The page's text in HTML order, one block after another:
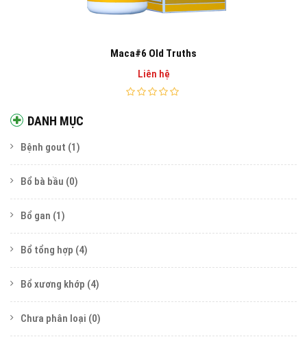
DANH MỤC
Bệnh gout (1)
Bổ bà bầu (0)
Bổ gan (1)
Bổ tổng hợp (4)
Bổ xương khớp (4)
Chưa phân loại (0)
Maca#6 Old Truths
Liên hệ